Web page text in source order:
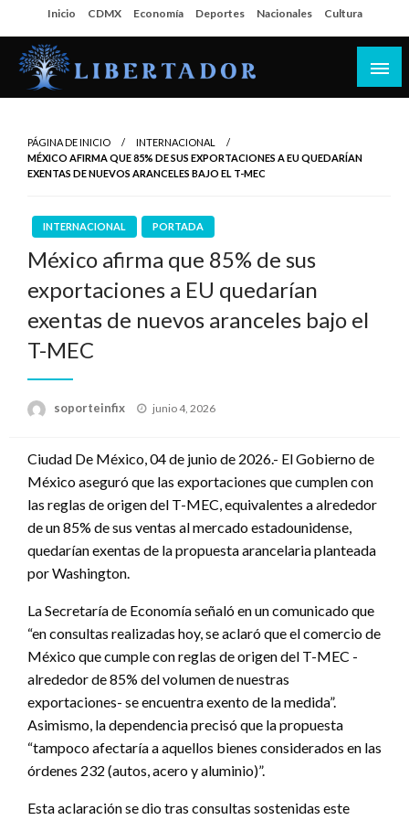
al
contenido
Inicio CDMX Economía Deportes Nacionales Cultura
PÁGINA DE INICIO
INTERNACIONAL
MÉXICO AFIRMA QUE 85% DE SUS EXPORTACIONES A EU QUEDARÍAN
EXENTAS DE NUEVOS ARANCELES BAJO EL T-MEC
INTERNACIONAL PORTADA
México afirma que 85% de sus
exportaciones a EU quedarían
exentas de nuevos aranceles bajo el
T-MEC
soporteinfix
Publicado
junio 4, 2026
Ciudad De México, 04 de junio de 2026.- El Gobierno de
México aseguró que las exportaciones que cumplen con
las reglas de origen del T-MEC, equivalentes a alrededor
de un 85% de sus ventas al mercado estadounidense,
quedarían exentas de la propuesta arancelaria planteada
por Washington.
La Secretaría de Economía señaló en un comunicado que
“en consultas realizadas hoy, se aclaró que el comercio de
México que cumple con reglas de origen del T-MEC -
alrededor de 85% del volumen de nuestras
exportaciones- se encuentra exento de la medida”.
Asimismo, la dependencia precisó que la propuesta
“tampoco afectaría a aquellos bienes considerados en las
órdenes 232 (autos, acero y aluminio)”.
Esta aclaración se dio tras consultas sostenidas este